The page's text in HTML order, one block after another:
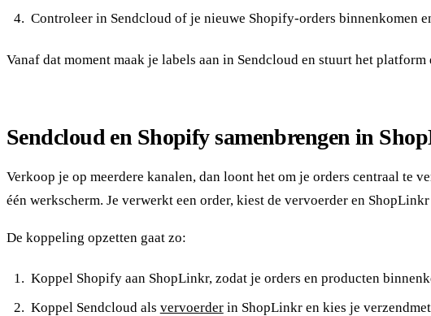
Controleer in Sendcloud of je nieuwe Shopify-orders binnenkomen
Vanaf dat moment maak je labels aan in Sendcloud en stuurt het
Sendcloud en Shopify samenbrengen in
Verkoop je op meerdere kanalen, dan loont het om je orders centraal te
één werkscherm. Je verwerkt een order, kiest de vervoerder en
De koppeling opzetten gaat zo:
Koppel Shopify aan ShopLinkr, zodat je orders en producten
Koppel Sendcloud als vervoerderin ShopLinkr en kies je